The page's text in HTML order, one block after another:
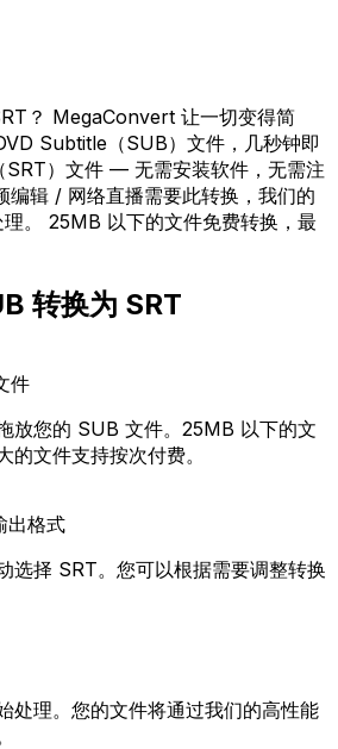
？ MegaConvert 让一切变得简
Subtitle（SUB）文件，几秒钟即
）文件 — 无需安装软件，无需注
编辑 / 网络直播需要此转换，我们的
。 25MB 以下的文件免费转换，最
转换为 SRT
件
放您的 SUB 文件。25MB 以下的文
的文件支持按次付费。
出格式
选择 SRT。您可以根据需要调整转换
处理。您的文件将通过我们的高性能